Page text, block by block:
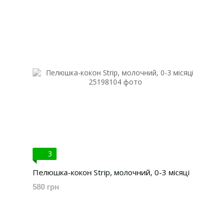
3
Пелюшка-кокон Strip, молочний, 0-3 місяці
580 грн